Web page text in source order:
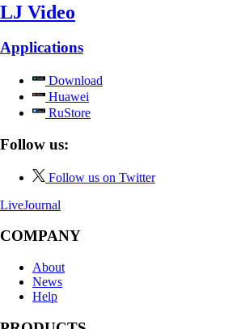
LJ Video
Applications
Download
Huawei
RuStore
Follow us:
Follow us on Twitter
LiveJournal
COMPANY
About
News
Help